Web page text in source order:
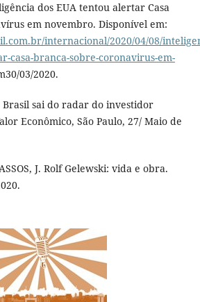
dos EUA tentou alertar Casa
em novembro. Disponível em:
internacional/2020/04/08/
casa-branca-sobre-coronavirus-em-
03/2020.
Brasil sai do radar do investidor
Econômico, São Paulo, 27/ Maio de
J. Rolf Gelewski: vida e obra.